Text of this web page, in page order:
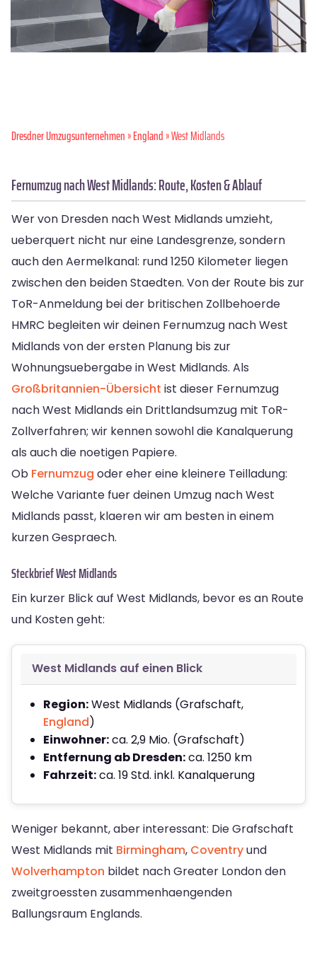
Dresdner Umzugsunternehmen»England» West Midlands
Fernumzug nach West Midlands: Route, Kosten & Ablauf
Wer von Dresden nach West Midlands umzieht,
ueberquert nicht nur eine Landesgrenze, sondern
auch den Aermelkanal: rund 1250 Kilometer liegen
zwischen den beiden Staedten. Von der Route bis zur
ToR-Anmeldung bei der britischen Zollbehoerde
HMRC begleiten wir deinen Fernumzug nach West
Midlands von der ersten Planung bis zur
Wohnungsuebergabe in West Midlands. Als
Großbritannien-Übersicht ist dieser Fernumzug
nach West Midlands ein Drittlandsumzug mit ToR-
Zollverfahren; wir kennen sowohl die Kanalquerung
als auch die noetigen Papiere.
Ob Fernumzug oder eher eine kleinere Teilladung:
Welche Variante fuer deinen Umzug nach West
Midlands passt, klaeren wir am besten in einem
kurzen Gespraech.
Steckbrief West Midlands
Ein kurzer Blick auf West Midlands, bevor es an Route
und Kosten geht:
West Midlands auf einen Blick
Region:West Midlands (Grafschaft,
England)
Einwohner:ca. 2,9 Mio. (Grafschaft)
Entfernung ab Dresden:ca. 1250 km
Fahrzeit:ca. 19 Std. inkl. Kanalquerung
Weniger bekannt, aber interessant: Die Grafschaft
West Midlands mit Birmingham, Coventryund
Wolverhampton bildet nach Greater London den
zweitgroessten zusammenhaengenden
Ballungsraum Englands.